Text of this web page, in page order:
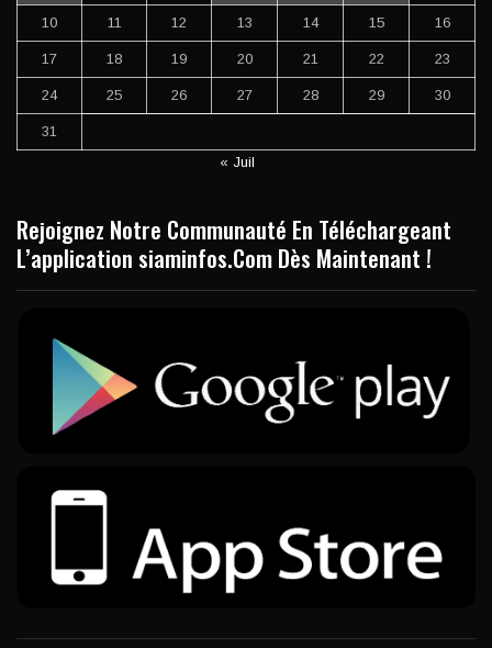
10 11 12 13 14 15 16
17 18 19 20 21 22 23
24 25 26 27 28 29 30
31
« Juil
Rejoignez Notre Communauté En Téléchargeant
L’application siaminfos.Com Dès Maintenant !